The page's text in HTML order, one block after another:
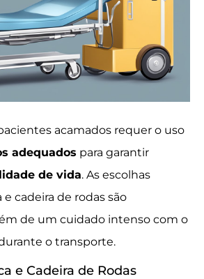
acamados requer o uso
adequados para garantir
de vida. As escolhas
cadeira de rodas são
de um cuidado intenso com o
o transporte.
e Cadeira de Rodas